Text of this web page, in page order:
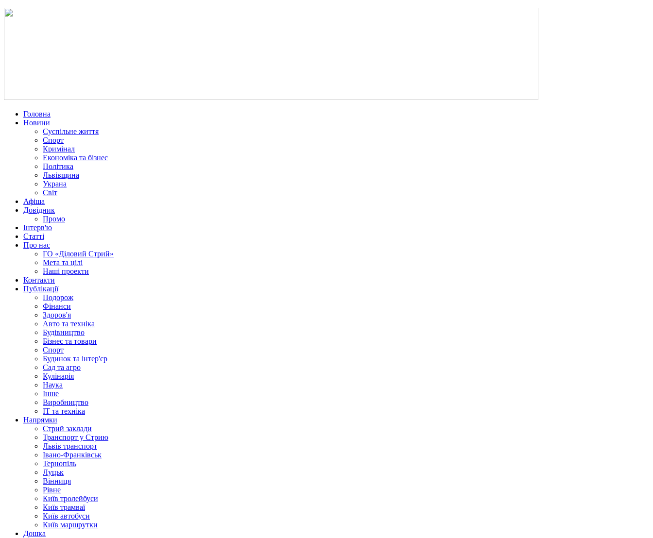
Головна
Новини
Суспільне життя
Спорт
Кримінал
Економіка та бізнес
Політика
Львівщина
Украна
Світ
Афіша
Довідник
Промо
Інтерв'ю
Статті
Про нас
ГО «Діловий Стрий»
Мета та цілі
Наші проекти
Контакти
Публікації
Подорож
Фінанси
Здоров'я
Авто та техніка
Будівництво
Бізнес та товари
Спорт
Будинок та інтер'єр
Сад та агро
Кулінарія
Наука
Інше
Виробництво
IT та техніка
Напрямки
Стрий заклади
Транспорт у Стрию
Львів транспорт
Івано-Франківськ
Тернопіль
Луцьк
Вінниця
Рівне
Київ тролейбуси
Київ трамваї
Київ автобуси
Київ маршрутки
Дошка